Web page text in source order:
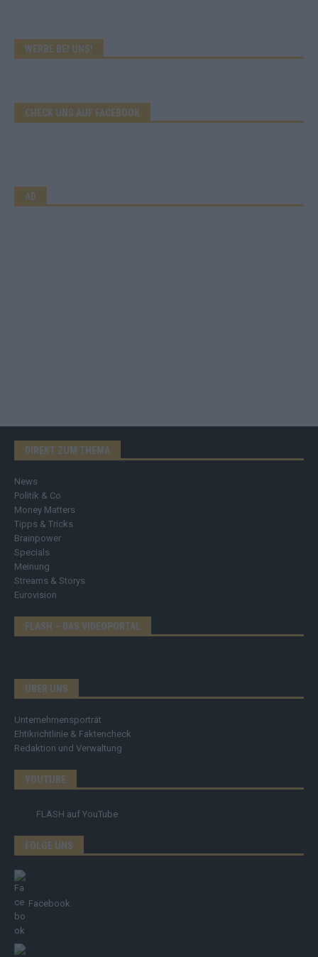
WERBE BEI UNS!
CHECK UNS AUF FACEBOOK
AD
DIREKT ZUM THEMA
News
Politik & Co
Money Matters
Tipps & Tricks
Brainpower
Specials
Meinung
Streams & Storys
Eurovision
FLASH – DAS VIDEOPORTAL
ÜBER UNS
Unternehmensporträt
Ehtikrichtlinie & Faktencheck
Redaktion und Verwaltung
YOUTUBE
FLASH auf YouTube
FOLGE UNS
Facebook